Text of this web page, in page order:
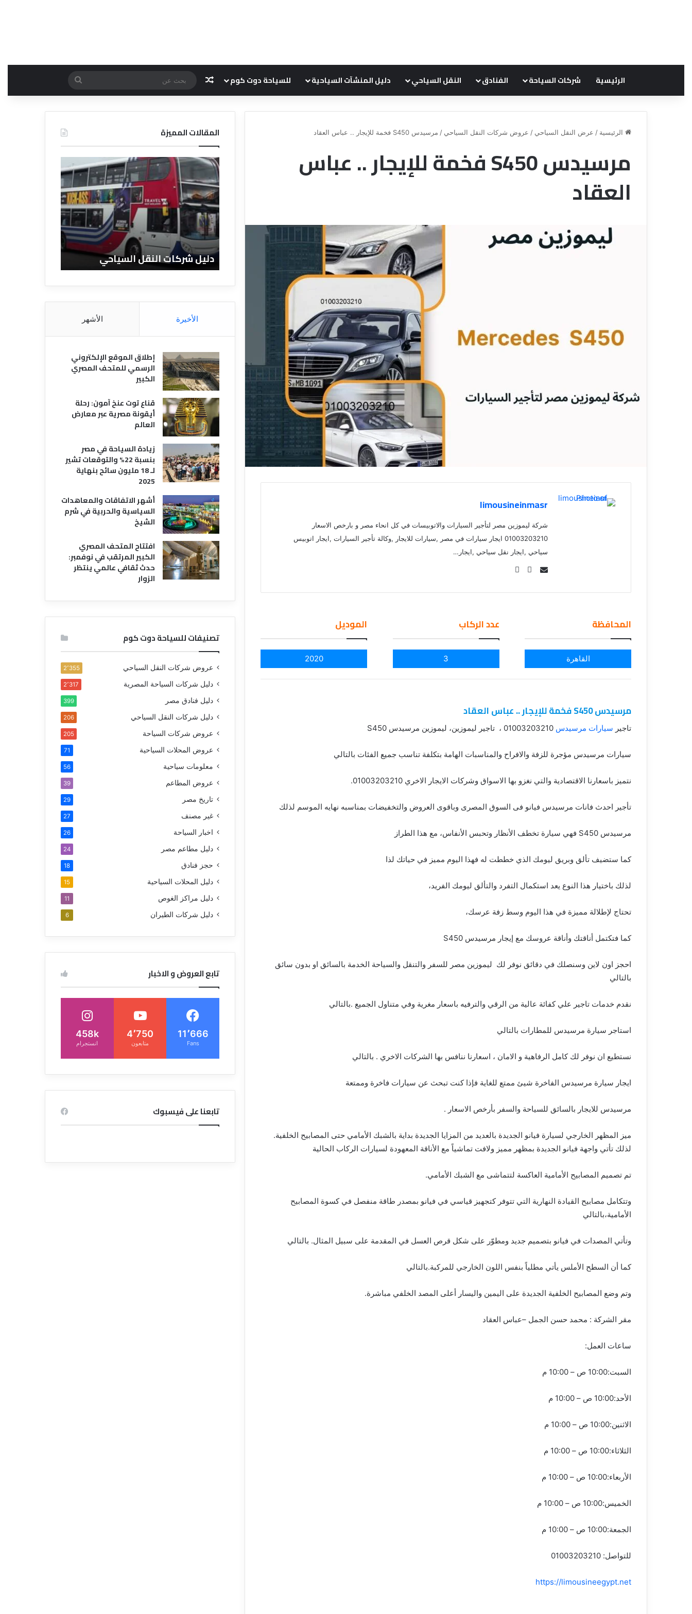
الرئيسية شركات السياحة الفنادق النقل السياحي دليل المنشآت السياحية للسياحة دوت كوم مقال عشوائي
عن
الرئيسية / عرض النقل السياحي / عروض شركات النقل السياحي / مرسيدس S450 فخمة للإيجار .. عباس العقاد
مرسيدس S450 فخمة للإيجار .. عباس
العقاد
limousineinmasr
شركة ليموزين مصر لتأجير السيارات والاتوبيسات في كل انحاء مصر و بارخص الاسعار
01003203210 ايجار سيارات في مصر ,سيارات للايجار ,وكالة تأجير السيارات ,ايجار اتوبيس
سياحي ,ايجار نقل سياحي ,ايجار…
Se
المحافظة
القاهرة
عدد الركاب
3
الموديل
2020
مرسيدس S450 فخمة للإيجار .. عباس العقاد
تاجير سيارات مرسيدس
سيارات مرسيدس مؤجرة للزفة والافراح والمناسبات الهامة بتكلفة تناسب جميع الفئات بالتالي
نتميز باسعارنا الاقتصادية والتي نغزو بها الاسواق وشركات الايجار الاخري 01003203210.
تأجير احدث فانات مرسيدس فيانو فى السوق المصرى وباقوى العروض والتخفيضات بمناسبه نهايه الموسم لذلك
مرسيدس S450 فهي سيارة تخطف الأنظار وتحبس الأنفاس، مع هذا الطراز
كما ستضيف تألق وبريق ليومك الذي خططت له فهذا اليوم مميز في حياتك لذا
لذلك باختيار هذا النوع يعد استكمال التفرد والتألق ليومك الفريد،
تحتاج لإطلالة مميزة في هذا اليوم وسط زفة عرسك،
كما فتكتمل أناقتك وأناقة عروسك مع إيجار مرسيدس S450
احجز اون لاين وسنصلك في دقائق نوفر لك ليموزين مصر للسفر والتنقل والسياحة الخدمة بالسائق او بدون سائق
بالتالي
نقدم خدمات تاجير علي كفائة عالية من الرقي والترفيه باسعار مغرية وفي متناول الجميع .بالتالي
استاجر سيارة مرسيدس للمطارات بالتالي
نستطيع ان نوفر لك كامل الرفاهية و الامان ، اسعارنا ننافس بها الشركات الاخري . بالتالي
ايجار سيارة مرسيدس الفاخرة شيئ ممتع للغاية فإذا كنت تبحث عن سيارات فاخرة وممتعة
مرسيدس للايجار بالسائق للسياحة والسفر بأرخص الاسعار .
ميز المظهر الخارجي لسيارة فيانو الجديدة بالعديد من المزايا الجديدة بداية بالشبك الأمامي حتى المصابيح الخلفية.
لذلك تأتي واجهة فيانو الجديدة بمظهر مميز ولافت تماشياً مع الأناقة المعهودة لسيارات الركاب الحالية
تم تصميم المصابيح الأمامية العاكسة لتتماشى مع الشبك الأمامي.
وتتكامل مصابيح القيادة النهارية التي تتوفر كتجهيز قياسي في فيانو بمصدر طاقة منفصل في كسوة المصابيح
الأمامية،بالتالي
وتأتي المصدات في فيانو بتصميم جديد ومطوّر على شكل قرص العسل في المقدمة على سبيل المثال. بالتالي
كما أن السطح الأملس يأتي مطلياً بنفس اللون الخارجي للمركبة.بالتالي
وتم وضع المصابيح الخلفية الجديدة على اليمين واليسار أعلى المصد الخلفي مباشرة.
مقر الشركة : محمد حسن الجمل –عباس العقاد
ساعات العمل:
السبت:10:00 ص – 10:00 م
الأحد:10:00 ص – 10:00 م
الاثنين:10:00 ص – 10:00 م
الثلاثاء:10:00 ص – 10:00 م
الأربعاء:10:00 ص – 10:00 م
الخميس:10:00 ص – 10:00 م
الجمعة:10:00 ص – 10:00 م
للتواصل: 01003203210
https://limousineegypt.net
المقالات المميزة
ق
ن
م
–
ض
ا
قناة للسياحة دوت كوم – عروض
ع
ر
ك
ت
ا
ن
ا
ل
ي
ا
ح
ي
عروض شركات النقل السياحي
د
ل
ي
ل
ش
ر
ا
ت
ل
ل
س
ح
ي
دليل شركات النقل السياحي
م
ي
الأخيرة الأشهر
إطلاق الموقع الإلكتروني
الرسمي للمتحف المصري
الكبير
قناع توت عنخ آمون: رحلة
أيقونة مصرية عبر معارض
العالم
زيادة السياحة في مصر
بنسبة 22% والتوقعات تشير
لـ 18 مليون سائح بنهاية
2025
أشهر الاتفاقات والمعاهدات
السياسية والحربية في شرم
الشيخ
افتتاح المتحف المصري
الكبير المرتقب في نوفمبر:
حدث ثقافي عالمي ينتظر
الزوار
تصنيفات للسياحة دوت كوم
عروض شركات النقل السياحي 2٬355
دليل شركات السياحة المصرية 2٬317
دليل فنادق مصر 399
دليل شركات النقل السياحي 206
عروض شركات السياحة 205
عروض المحلات السياحية 71
معلومات سياحية 56
عروض المطاعم 39
تاريخ مصر 29
غير مصنف 27
اخبار السياحة 26
دليل مطاعم مصر 24
حجز فنادق 18
دليل المحلات السياحية 15
دليل مراكز الغوص 11
دليل شركات الطيران 6
تابع العروض و الاخبار
11٬666
Fans
4٬750
متابعون
458k
انستجرام
تابعنا على فيسبوك